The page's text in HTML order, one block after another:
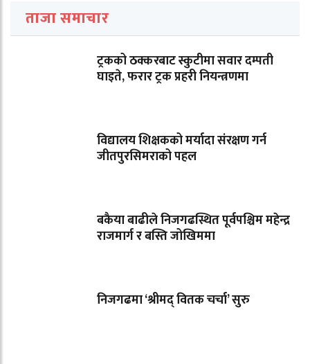
ताजा समाचार
ट्रकको ठक्करबाट स्कुटीमा सवार दम्पती
घाइते, फरार ट्रक प्रहरी नियन्त्रणमा
विद्यालय शिक्षकको मर्यादा संरक्षण गर्न
जीतपुरसिमराको पहल
बकैया बाढीले निजगढस्थित पूर्वपश्चिम महेन्द्र
राजमार्ग र बस्ति जोखिममा
निजगढमा ‘श्रीमद् वितक चर्चा’ सुरु